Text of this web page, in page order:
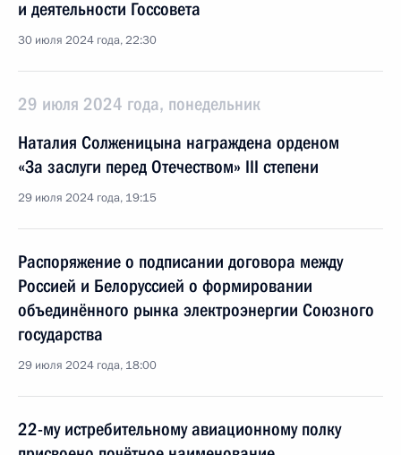
и деятельности Госсовета
30 июля 2024 года, 22:30
29 июля 2024 года, понедельник
Наталия Солженицына награждена орденом
«За заслуги перед Отечеством» III степени
29 июля 2024 года, 19:15
Распоряжение о подписании договора между
Россией и Белоруссией о формировании
объединённого рынка электроэнергии Союзного
государства
29 июля 2024 года, 18:00
22-му истребительному авиационному полку